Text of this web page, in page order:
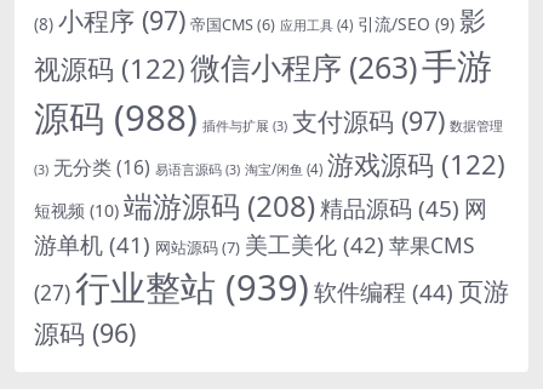
(8) 小程序 (97) 帝国CMS(6) 应用工具 (4) 引流/SEO (9) 影
视源码 (122)微信小程序 (263)手游
源码 (988) 插件与扩展 (3) 支付源码 (97) 数据管理
(3) 无分类(16) 易语言源码 (3) 淘宝/闲鱼 (4) 游戏源码 (122)
短视频 (10) 端游源码 (208)精品源码 (45) 网
游单机 (41) 网站源码(7) 美工美化 (42) 苹果CMS
(27)行业整站 (939)软件编程 (44)页游
源码 (96)